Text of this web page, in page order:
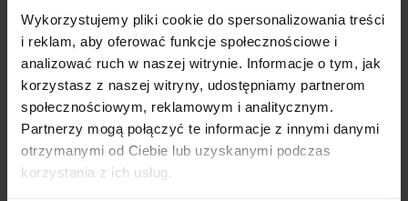
Wykorzystujemy pliki cookie do spersonalizowania treści
i reklam, aby oferować funkcje społecznościowe i
analizować ruch w naszej witrynie. Informacje o tym, jak
korzystasz z naszej witryny, udostępniamy partnerom
społecznościowym, reklamowym i analitycznym.
Partnerzy mogą połączyć te informacje z innymi danymi
otrzymanymi od Ciebie lub uzyskanymi podczas
korzystania z ich usług.
The good location of the facility provides direct access to public
transport and the nearby train station.
Connected news
Cavatina Hall B with BREEAM Excellent certification(6
June 2023)
Cavatina Hall B with a permit